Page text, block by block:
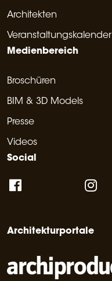
Architekten
Veranstaltungskalender
Medienbereich
Broschüren
BIM & 3D Models
Presse
Videos
Social
Architekturportale